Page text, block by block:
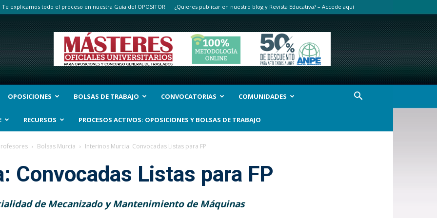
Te explicamos todo el proceso en nuestra Guía del OPOSITOR ¿Quieres publicar en nuestro blog y Revista Educativa? – Accede aquí
OPOSICIONES BOLSAS DE TRABAJO CONVOCATORIAS COMUNIDADES
RECURSOS PROCESOS ACTIVOS: OPOSICIONES Y BOLSAS DE TRABAJO
Bolsas Murcia Interinos Murcia: Convocadas Listas para FP
Convocadas Listas para FP
de Mecanizado y Mantenimiento de Máquinas